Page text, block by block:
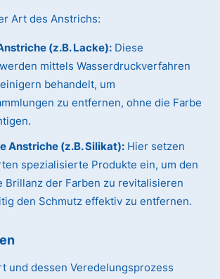
Art des Anstrichs:
(z.B. Lacke): Diese
mittels Wasserdruckverfahren
behandelt, um
zu entfernen, ohne die Farbe
Anstriche (z.B. Silikat): Hier setzen
spezialisierte Produkte ein, um den
Brillanz der Farben zu revitalisieren
den Schmutz effektiv zu entfernen.
und dessen Veredelungsprozess